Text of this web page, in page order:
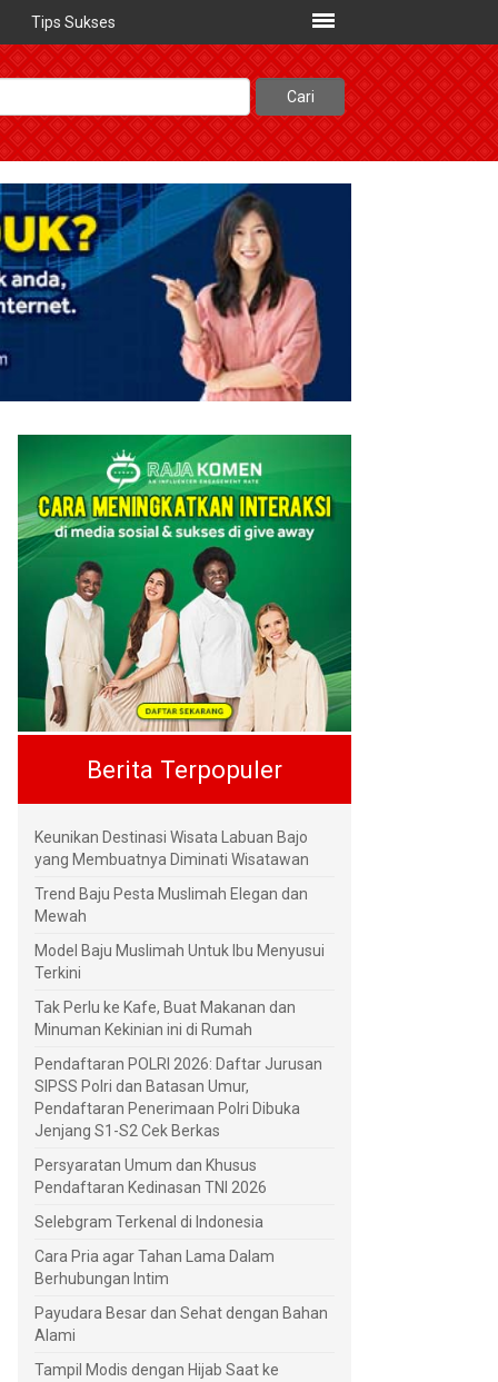
Tips Sukses
Berita Terpopuler
Keunikan Destinasi Wisata Labuan Bajo
yang Membuatnya Diminati Wisatawan
Trend Baju Pesta Muslimah Elegan dan
Mewah
Model Baju Muslimah Untuk Ibu Menyusui
Terkini
Tak Perlu ke Kafe, Buat Makanan dan
Minuman Kekinian ini di Rumah
Pendaftaran POLRI 2026: Daftar Jurusan
SIPSS Polri dan Batasan Umur,
Pendaftaran Penerimaan Polri Dibuka
Jenjang S1-S2 Cek Berkas
Persyaratan Umum dan Khusus
Pendaftaran Kedinasan TNI 2026
Selebgram Terkenal di Indonesia
Cara Pria agar Tahan Lama Dalam
Berhubungan Intim
Payudara Besar dan Sehat dengan Bahan
Alami
Tampil Modis dengan Hijab Saat ke